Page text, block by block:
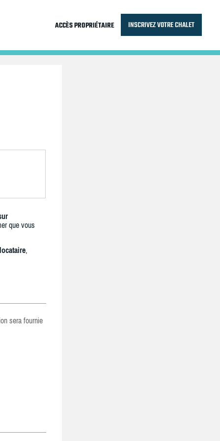
ACCÈS PROPRIÉTAIRE INSCRIVEZ VOTRE CHALET
que vous
,
sera fournie